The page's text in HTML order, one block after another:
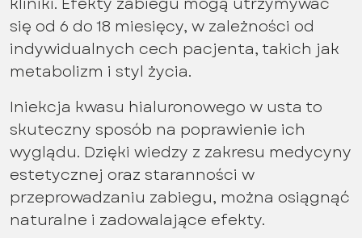
się od 6 do 18 miesięcy, w zależności od
indywidualnych cech pacjenta, takich jak
metabolizm i styl życia.
Iniekcja kwasu hialuronowego w usta to
skuteczny sposób na poprawienie ich
wyglądu. Dzięki wiedzy z zakresu medycyny
estetycznej oraz staranności w
przeprowadzaniu zabiegu, można osiągnąć
naturalne i zadowalające efekty.